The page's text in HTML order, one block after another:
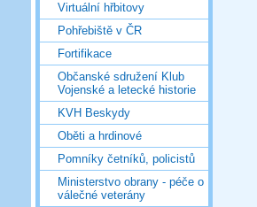
Virtuální hřbitovy
Pohřebiště v ČR
Fortifikace
Občanské sdružení Klub
Vojenské a letecké historie
KVH Beskydy
Oběti a hrdinové
Pomníky četníků, policistů
Ministerstvo obrany - péče o
válečné veterány